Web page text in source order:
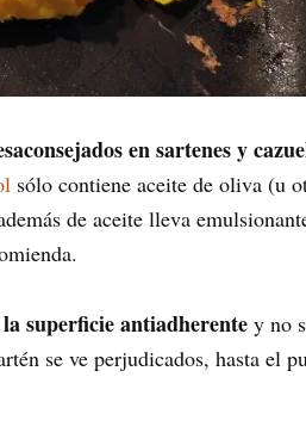
en sartenes y
sólo contiene aceite de oliva (u
de aceite lleva
superficie antiadherente y no
se ve perjudicados, hasta el